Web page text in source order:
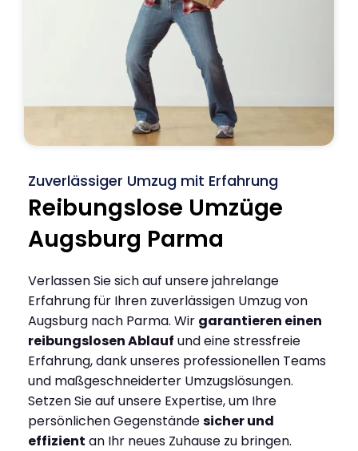
Zuverlässiger Umzug mit Erfahrung
Reibungslose Umzüge
Augsburg Parma
Verlassen Sie sich auf unsere jahrelange
Erfahrung für Ihren zuverlässigen Umzug von
Augsburg nach Parma. Wir garantieren einen
reibungslosen Ablauf und eine stressfreie
Erfahrung, dank unseres professionellen Teams
und maßgeschneiderter Umzugslösungen.
Setzen Sie auf unsere Expertise, um Ihre
persönlichen Gegenständesicher und
effizient an Ihr neues Zuhause zu bringen.